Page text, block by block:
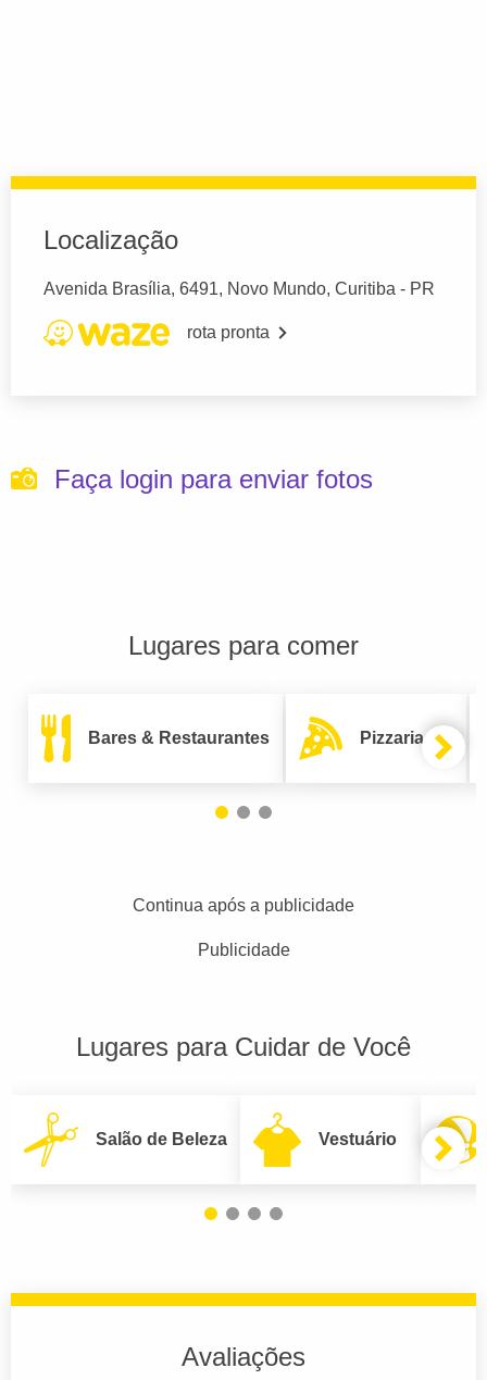
Localização
Avenida Brasília, 6491, Novo Mundo, Curitiba - PR
rota pronta
Faça login para enviar fotos
Lugares para comer
Bares & Restaurantes Pizzarias
Continua após a publicidade
Publicidade
Lugares para Cuidar de Você
Salão de Beleza Vestuário
Avaliações